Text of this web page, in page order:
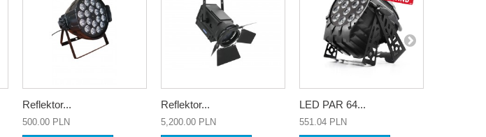
Reflektor...
500.00 PLN
Reflektor...
5,200.00 PLN
LED PAR 64...
551.04 PLN